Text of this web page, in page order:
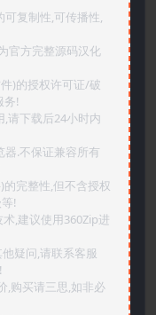
可复制性,可传播性,
官方完整源码汉化
)的授权许可证/破
务!
,请下载后24小时内
器.不保证兼容所有
完整性,但不含授权
!
,建议使用360Zip进
疑问,请联系客服
,购买请三思,如非必